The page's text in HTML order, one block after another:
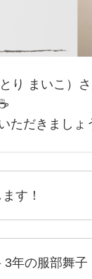
り まいこ）
ただきましょ
す！
年の服部舞